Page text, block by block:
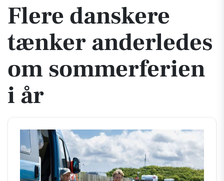
Flere danskere
tænker anderledes
om sommerferien
i år